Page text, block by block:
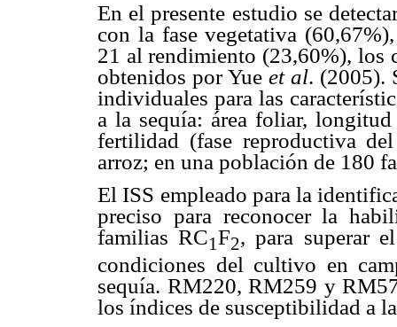
En el presente estudio se
con la fase vegetativa
21 al rendimiento (23,60%), los
obtenidos por Yue et al. (2005).
individuales para las
a la sequía: área foliar,
fertilidad (fase reproductiva
arroz; en una población de 180
El ISS empleado para la
preciso para reconocer la
familias RC1F2, para superar
condiciones del cultivo en
sequía. RM220, RM259 y
los índices de susceptibilidad a